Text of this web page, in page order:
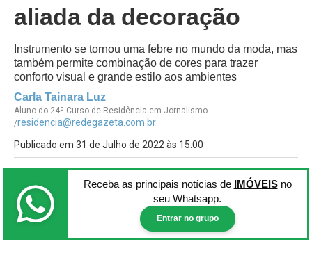
aliada da decoração
Instrumento se tornou uma febre no mundo da moda, mas
também permite combinação de cores para trazer
conforto visual e grande estilo aos ambientes
Carla Tainara Luz
Aluno do 24º Curso de Residência em Jornalismo
/residencia@redegazeta.com.br
Publicado em 31 de Julho de 2022 às 15:00
Receba as principais notícias de IMÓVEISno
seu Whatsapp.
Entrar no grupo